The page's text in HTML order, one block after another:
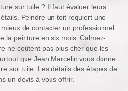
sur tuile ? Il faut évaluer leurs
Peindre un toit requiert une
de contacter un professionnel
la peinture en six mois. Calmez-
ne coûtent pas plus cher que les
que Jean Marcelin vous donne
sur tuile. Les détails des étapes de
un devis à vous offrir.